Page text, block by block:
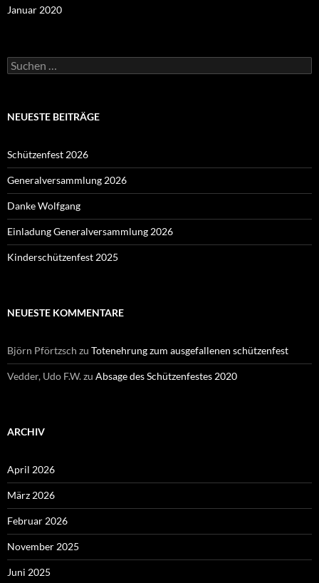
Januar 2020
Suchen
nach:
NEUESTE BEITRÄGE
Schützenfest 2026
Generalversammlung 2026
Danke Wolfgang
Einladung Generalversammlung 2026
Kinderschützenfest 2025
NEUESTE KOMMENTARE
Björn Pförtzsch zu Totenehrung zum ausgefallenen schützenfest
Vedder, Udo F.W.zu Absage des Schützenfestes 2020
ARCHIV
April 2026
März 2026
Februar 2026
November 2025
Juni 2025